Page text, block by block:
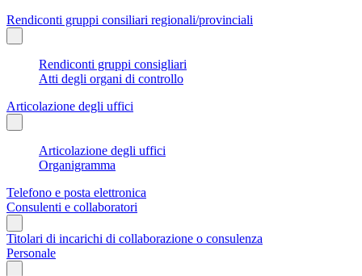
Rendiconti gruppi consiliari regionali/provinciali
Rendiconti gruppi consigliari
Atti degli organi di controllo
Articolazione degli uffici
Articolazione degli uffici
Organigramma
Telefono e posta elettronica
Consulenti e collaboratori
Titolari di incarichi di collaborazione o consulenza
Personale